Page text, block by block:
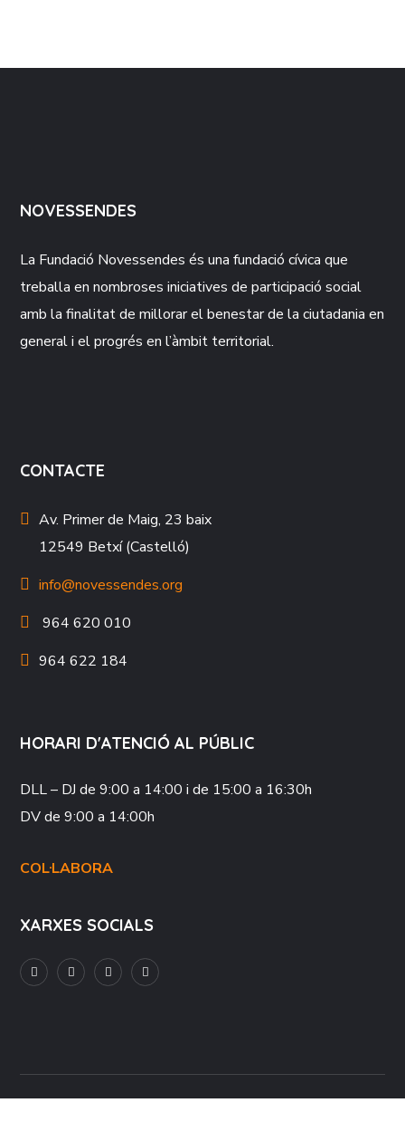
NOVESSENDES
La Fundació Novessendes és una fundació cívica que
treballa en nombroses iniciatives de participació social
amb la finalitat de millorar el benestar de la ciutadania en
general i el progrés en l’àmbit territorial.
CONTACTE
Av. Primer de Maig, 23 baix
12549 Betxí (Castelló)
info@novessendes.org
964 620 010
964 622 184
HORARI D'ATENCIÓ AL PÚBLIC
DLL – DJde 9:00 a 14:00 i de 15:00 a 16:30h
DVde 9:00 a 14:00h
COL·LABORA
XARXES SOCIALS